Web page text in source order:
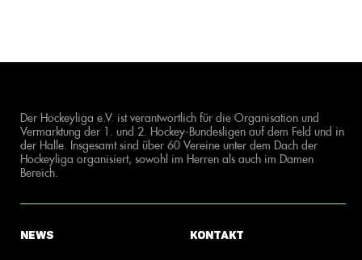
Der Hockeyliga e.V. ist verantwortlich für die Organisation und
Vermarktung der 1. und 2. Hockey-Bundesligen auf dem Feld und in
der Halle. Insgesamt sind über 60 Vereine unter dem Dach der
Hockeyliga organisiert, sowohl im Herren als auch im Damen
Bereich.
News Kontakt